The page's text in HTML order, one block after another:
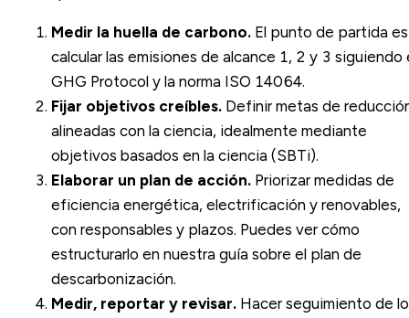
Medir la huella de carbono. El punto de partida es
calcular las emisiones de alcance 1, 2 y 3 siguiendo
GHG Protocol y la norma ISO 14064.
Fijar objetivos creíbles. Definir metas de
alineadas con la ciencia, idealmente mediante
objetivos basados en la ciencia (SBTi).
Elaborar un plan de acción. Priorizar medidas de
eficiencia energética, electrificación y renovables,
con responsables y plazos. Puedes ver cómo
estructurarlo en nuestra guía sobre el plan de
descarbonización.
Medir, reportar y revisar. Hacer seguimiento de